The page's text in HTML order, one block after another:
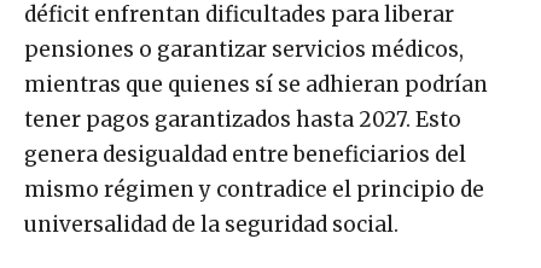
déficit enfrentan dificultades para liberar
pensiones o garantizar servicios médicos,
mientras que quienes sí se adhieran podrían
tener pagos garantizados hasta 2027. Esto
genera desigualdad entre beneficiarios del
mismo régimen y contradice el principio de
universalidad de la seguridad social.